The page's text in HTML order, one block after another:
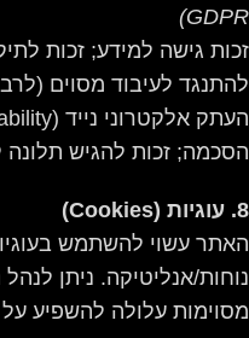
GDPR)
זכות גישה למידע; זכות
להתנגד לעיבוד מסוים
הסכמה; זכות להגיש
8. עוגיות (Cookies)
האתר עשוי להשתמש
נוחות/אנליטיקה. ניתן
מסוימות עלולה להשפיע על